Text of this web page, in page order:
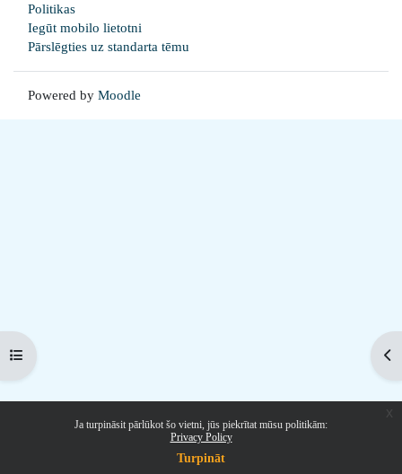
Ja turpināsit pārlūkot šo vietni, jūs piekrītat mūsu politikām:
Privacy Policy
Turpināt
Open course index
Politikas
Iegūt mobilo lietotni
Pārslēgties uz standarta tēmu
Powered by Moodle